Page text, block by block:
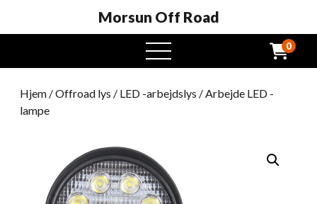
Morsun Off Road
Åben
menu
0
Hjem /Offroad lys / LED -arbejdslys / Arbejde LED -
lampe